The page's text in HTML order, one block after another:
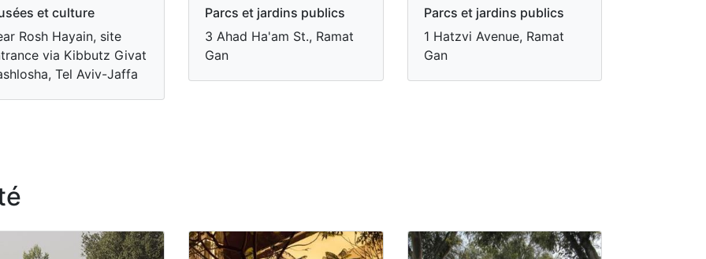
et culture
Rosh Hayain, site
via Kibbutz Givat
Tel Aviv-Jaffa
Parcs et jardins publics
3 Ahad Ha'am St., Ramat
Gan
Parcs et jardins publics
1 Hatzvi Avenue, Ramat
Gan